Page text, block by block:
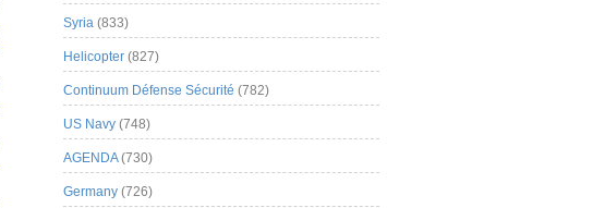
Syria (833)
Helicopter (827)
Continuum Défense Sécurité (782)
US Navy (748)
AGENDA(730)
Germany (726)